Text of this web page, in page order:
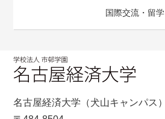
国際交流・留学
名古屋経済大学（犬山キャンパス）